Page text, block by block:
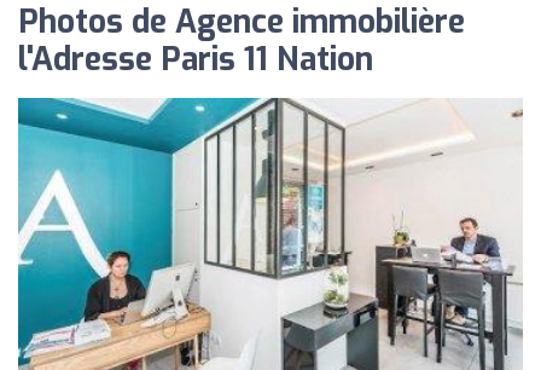
Photos de Agence immobilière
l'Adresse Paris 11 Nation